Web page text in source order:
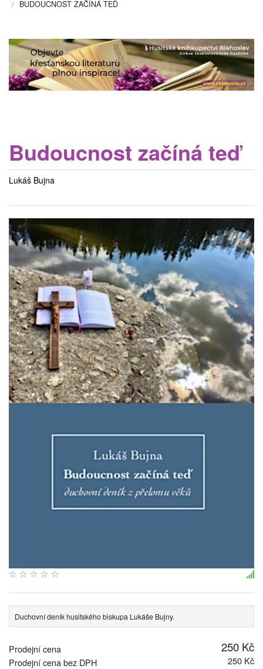
BUDOUCNOST ZAČÍNÁ TEĎ
Budoucnost začíná teď
Lukáš Bujna
Duchovní deník husitského biskupa Lukáše Bujny.
Prodejní cena 250 Kč
Prodejní cena bez DPH 250 Kč